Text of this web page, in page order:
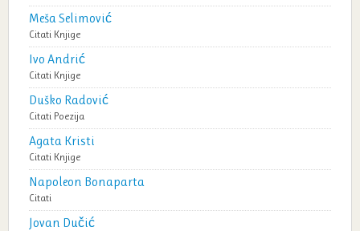
Meša Selimović
Citati Knjige
Ivo Andrić
Citati Knjige
Duško Radović
Citati Poezija
Agata Kristi
Citati Knjige
Napoleon Bonaparta
Citati
Jovan Dučić